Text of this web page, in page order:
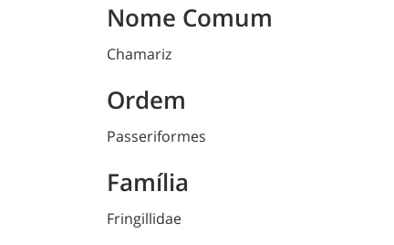
Nome Comum
Chamariz
Ordem
Passeriformes
Família
Fringillidae